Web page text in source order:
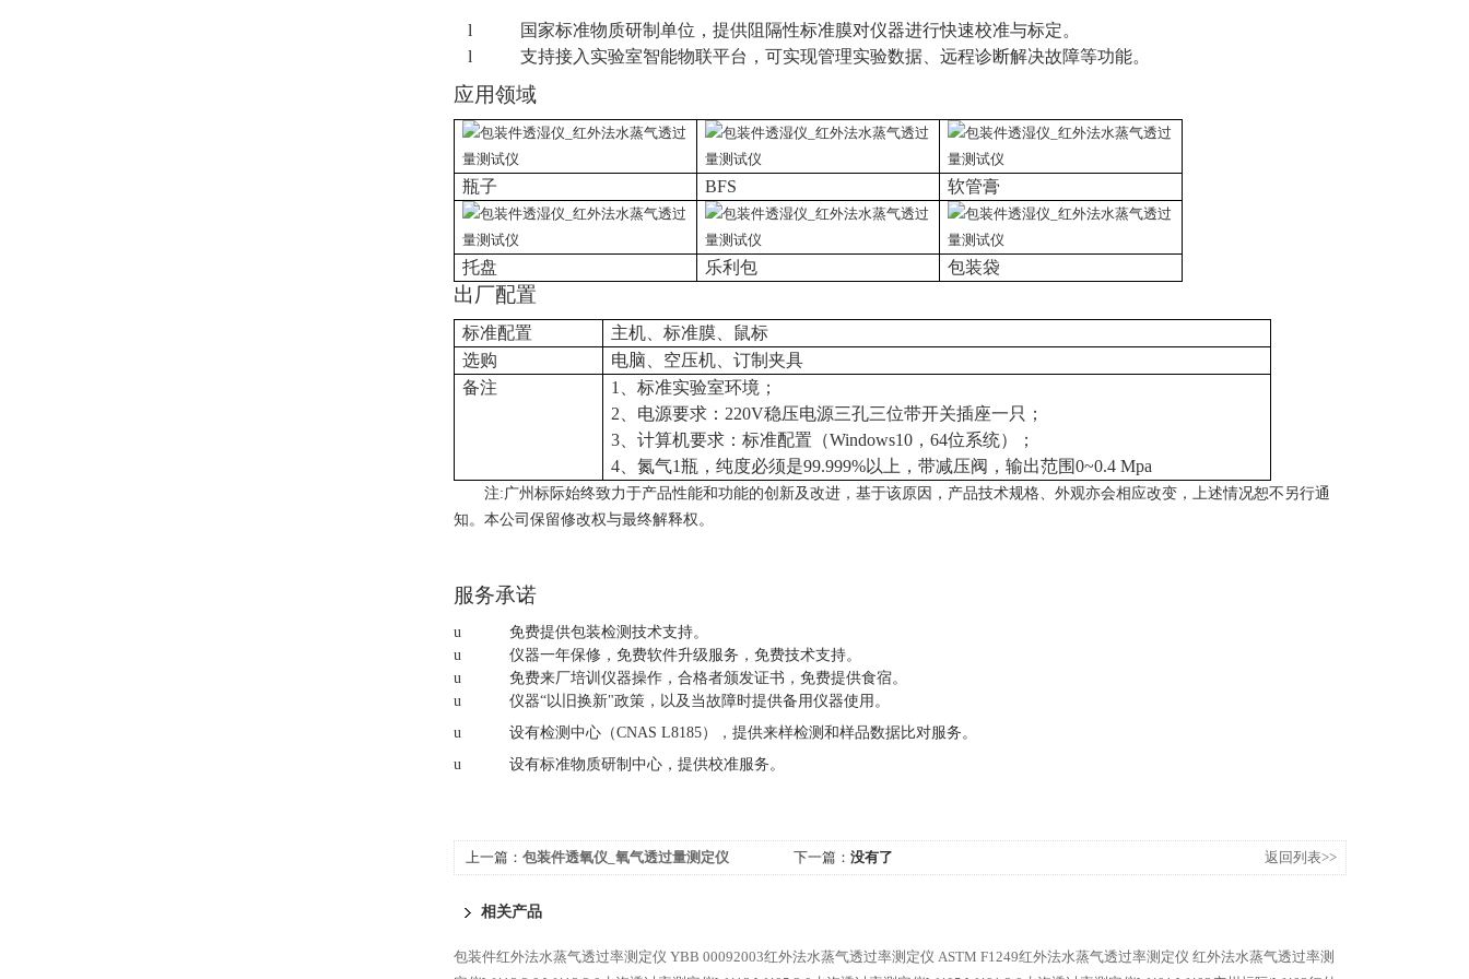
l
国家标准物质研制单位，提供阻隔性标准膜对仪器进行快速校准与标定。
l
支持接入实验室智能物联平台，可实现管理实验数据、远程诊断解决故障等功能。
应用领域
瓶子 BFS 软管膏
托盘 乐利包 包装袋
出厂配置
标准配置 主机、标准膜、鼠标
选购
电脑、 空压机、订制夹具
备注
1、标准实验室环境；
2、电源要求：220V稳压电源三孔三位带开关插座一只；
3、计算机要求：标准配置（Windows10，64位系统）；
4、氮气1瓶，纯度必须是99.999%以上，带减压阀，输出范围0~0.4 Mpa
注:广州 标际始终致力于产品性能和功能的创新及改进，基于该原因，产品技术规格、外观亦会相应改变，上述情况恕不另行通
知。本公司保留修改权与最终解释权。
服务承诺
u
免费提供包装检测技术支持。
u
仪器一年保修，免费软件升级服务，免费技术支持。
u
免费来厂培训仪器操作，合格者颁发证书，免费提供食宿。
u
仪器“以旧换新"政策，以及当故障时提供备用仪器使用。
u
设有检测中心（CNAS L8185），提供来样检测和样品数据比对服务。
u
设有标准物质研制中心，提供校准服务。
上一篇： 包装件透氧仪_氧气透过量测定仪 下一篇： 没有了 返回列表>>
相关产品
包装件红外法水蒸气透过率测定仪 YBB 00092003红外法水蒸气透过率测定仪 ASTM F1249红外法水蒸气透过率测定仪 红外法水蒸气透过率测